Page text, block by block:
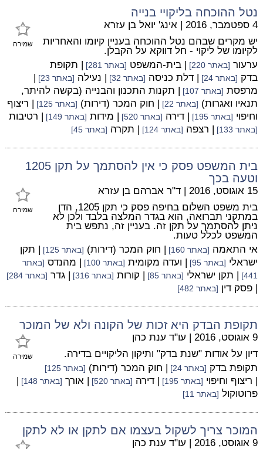
נטל ההוכחה בליקויי בנייה
שמירה
4 ספטמבר, 2016 | אינג' יואל בן עזרא
יש מקרים שבהם נטל ההוכחה בעניין קיומו והאחריות
לקיומו של ליקוי - חל דווקא על הקבלן.
ערעור [באתר 220] | בית-המשפט [באתר 281]
| תקופת
בדק [באתר 24] | דלת כניסה [באתר 32] | נעילה [באתר 23]
|
מרפסת [באתר 107]
| תקנות התכנון והבנייה (בקשה להיתר,
תנאיו ואגרות) [באתר 22] | חוק המכר (דירות) [באתר 125]
| ריצוף
וחיפוי [באתר 195] | דירה [באתר 520] | מידות [באתר 149] | רטיבות
[באתר 133] | רצפה [באתר 124] | תקרה [באתר 45]
בית המשפט פסק כי אין להסתמך על תקן 1205
וטעה בכך
שמירה
15 אוגוסט, 2016 | ד"ר אברהם בן עזרא
בית משפט השלום בחיפה פסק כי תקן 1205, הדן
במתקני תברואה, הוא בגדר המלצה בלבד ולכן לא
ניתן להסתמך על תקן זה. בעניין זה, נתפש בית
המשפט לכלל טעות.
אי התאמה [באתר 160] | חוק המכר (דירות) [באתר 125]
| תקן
ישראלי [באתר 95] | ועדה מקומית [באתר 100] | מהנדס [באתר
441]
| תקן ישראלי [באתר 85] | קורות [באתר 316] | גדר [באתר 284]
| פסק דין [באתר 482]
תקופת הבדק היא זכות של הקונה ולא של המוכר
שמירה
9 אוגוסט, 2016 | עו"ד ענת כהן
דיון על אודות "שנת בדק" ותיקון הליקויים בדירה.
תקופת בדק [באתר 24] | חוק המכר (דירות) [באתר 125]
| ריצוף וחיפוי [באתר 195] | דירה [באתר 520] | אורך [באתר 148]
|
פרוטוקול [באתר 11]
המוכר צריך לשקול בעצמו אם לתקן או לא לתקן
9 אוגוסט, 2016 | עו"ד ענת כהן